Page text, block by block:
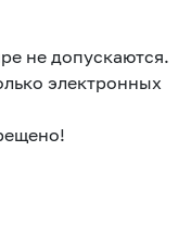
не допускаются.
электронных